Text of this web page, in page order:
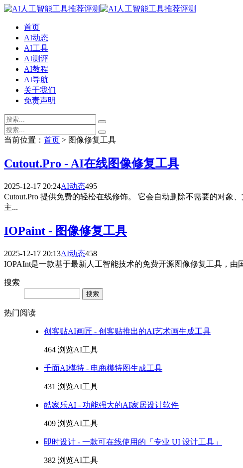
首页
AI动态
AI工具
AI测评
AI教程
AI导航
关于我们
免责声明
当前位置： 首页 > 图像修复工具
Cutout.Pro - AI在线图像修复工具
2025-12-17 20:24AI动态495
Cutout.Pro 提供免费的轻松在线修饰。 它会自动删除不需要的对象
主...
IOPaint - 图像修复工具
2025-12-17 20:13AI动态458
IOPAInt是一款基于最新人工智能技术的免费开源图像修复工具，由
搜索
热门阅读
创客贴AI画匠 - 创客贴推出的AI艺术画生成工具
464 浏览AI工具
千面AI模特 - 电商模特图生成工具
431 浏览AI工具
酷家乐AI - 功能强大的AI家居设计软件
409 浏览AI工具
即时设计 - 一款可在线使用的「专业 UI 设计工具」
382 浏览AI工具